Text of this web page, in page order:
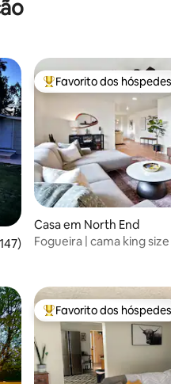
média de 4,94 em 5
Favoritos dos hóspedes
Favorito dos hóspedes
Casa em North End
Fogueira | cama king
Favoritos dos
Favorito dos hóspedes